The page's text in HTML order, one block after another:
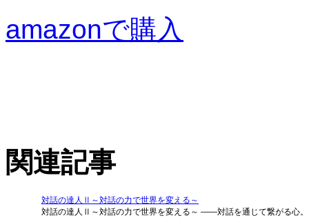
amazonで購入
関連記事
対話の達人Ⅱ～対話の力で世界を変える～
対話の達人Ⅱ～対話の力で世界を変える～ ――対話を通じて繋がる心